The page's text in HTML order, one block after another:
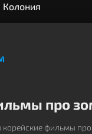
Колония
про
корейские фильмы